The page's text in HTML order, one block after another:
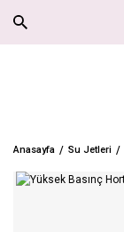
Anasayfa Su Jetleri